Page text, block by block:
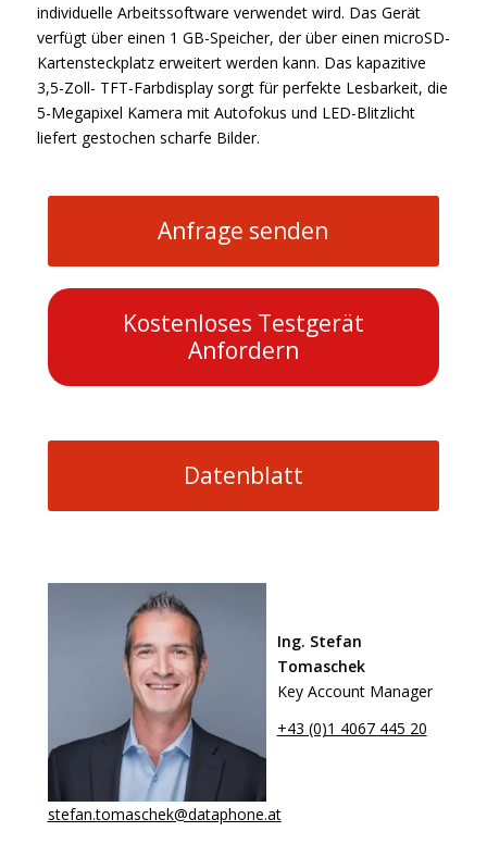
individuelle Arbeitssoftware verwendet wird. Das Gerät
verfügt über einen 1 GB-Speicher, der über einen microSD-
Kartensteckplatz erweitert werden kann. Das kapazitive
3,5-Zoll- TFT-Farbdisplay sorgt für perfekte Lesbarkeit, die
5-Megapixel Kamera mit Autofokus und LED-Blitzlicht
liefert gestochen scharfe Bilder.
Anfrage senden
Kostenloses Testgerät
Anfordern
Datenblatt
Ing. Stefan
Tomaschek
Key Account Manager
+43 (0)1 4067 445 20
stefan.tomaschek@dataphone.at